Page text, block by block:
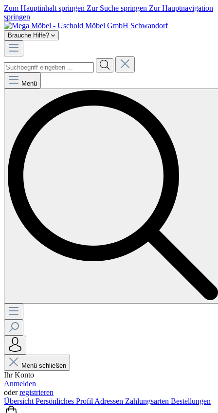
Zum Hauptinhalt springen Zur Suche springen Zur Hauptnavigation
springen
Brauche Hilfe?
Menü
Menü schließen
Ihr Konto
Anmelden
oderregistrieren
Übersicht Persönliches Profil Adressen Zahlungsarten Bestellungen